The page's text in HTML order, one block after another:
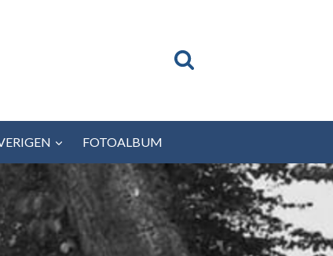
FOTOALBUM